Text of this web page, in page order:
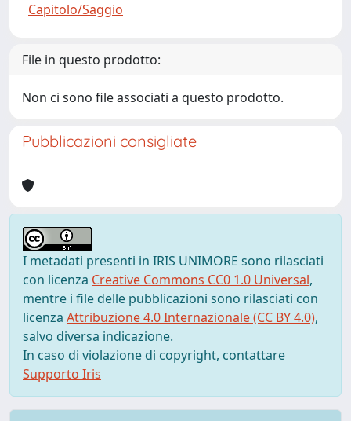
Capitolo/Saggio
File in questo prodotto:
Non ci sono file associati a questo prodotto.
Pubblicazioni consigliate
I metadati presenti in IRIS UNIMORE sono rilasciati
con licenza Creative Commons CC0 1.0 Universal,
mentre i file delle pubblicazioni sono rilasciati con
licenza Attribuzione 4.0 Internazionale (CC BY 4.0),
salvo diversa indicazione.
In caso di violazione di copyright, contattare
Supporto Iris